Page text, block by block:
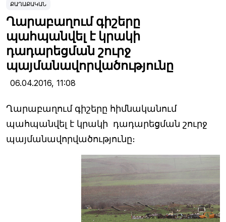
ՔԱՂԱՔԱԿԱՆ
Ղարաբաղում գիշերը
պահպանվել է կրակի
դադարեցման շուրջ
պայմանավորվածությունը
06.04.2016, 11:08
Ղարաբաղում գիշերը հիմնականում
պահպանվել է կրակի դադարեցման շուրջ
պայմանավորվածությունը։